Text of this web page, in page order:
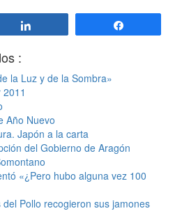
:
la Luz y de la Sombra»
Año Nuevo
Japón a la carta
del Gobierno de Aragón
«¿Pero hubo alguna vez 100
Pollo recogieron sus jamones